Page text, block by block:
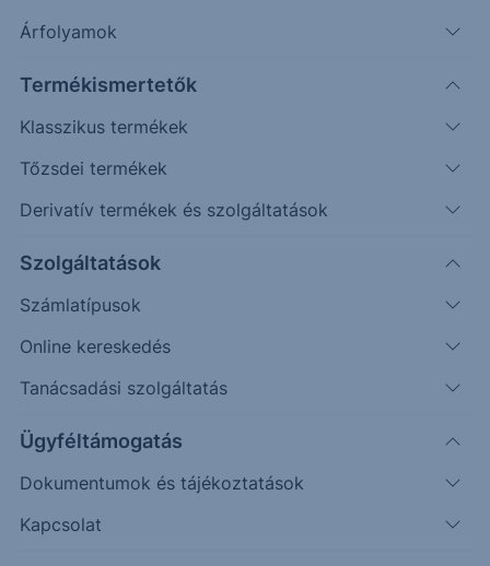
Árfolyamok
Termékismertetők
Klasszikus termékek
Tőzsdei termékek
Derivatív termékek és szolgáltatások
Szolgáltatások
Számlatípusok
Online kereskedés
Tanácsadási szolgáltatás
Ügyféltámogatás
Dokumentumok és tájékoztatások
Kapcsolat
53.00